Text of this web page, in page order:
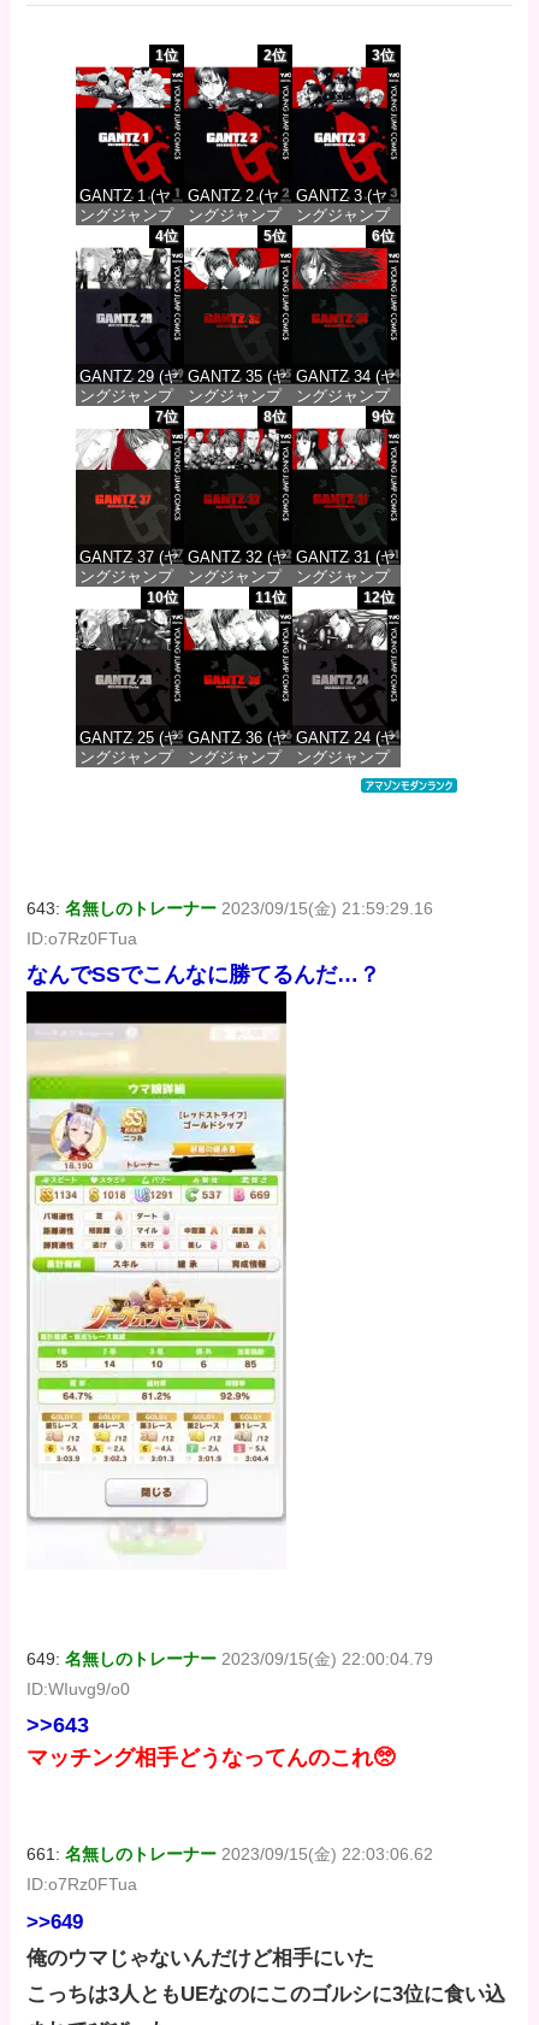
1位
GANTZ 1 (ヤ
ングジャンプ
コミックス
DIGITAL)
価格：¥617
2位
GANTZ 2 (ヤ
ングジャンプ
コミックス
DIGITAL)
価格：¥617
3位
GANTZ 3 (ヤ
ングジャンプ
コミックス
DIGITAL)
価格：¥617
4位
GANTZ 29 (ヤ
ングジャンプ
コミックス
DIGITAL)
価格：¥647
5位
GANTZ 35 (ヤ
ングジャンプ
コミックス
DIGITAL)
価格：¥647
6位
GANTZ 34 (ヤ
ングジャンプ
コミックス
DIGITAL)
価格：¥647
7位
GANTZ 37 (ヤ
ングジャンプ
コミックス
DIGITAL)
価格：¥647
8位
GANTZ 32 (ヤ
ングジャンプ
コミックス
DIGITAL)
価格：¥647
9位
GANTZ 31 (ヤ
ングジャンプ
コミックス
DIGITAL)
価格：¥647
10位
GANTZ 25 (ヤ
ングジャンプ
11位
GANTZ 36 (ヤ
ングジャンプ
12位
GANTZ 24 (ヤ
ングジャンプ
コミックス
643:名無しのトレーナー 2023/09/15(金) 21:59:29.16
ID:o7Rz0FTua
なんでSSでこんなに勝てるんだ…？
649:名無しのトレーナー 2023/09/15(金) 22:00:04.79
ID:WIuvg9/o0
>>643
マッチング相手どうなってんのこれ🥺
661:名無しのトレーナー 2023/09/15(金) 22:03:06.62
ID:o7Rz0FTua
>>649
俺のウマじゃないんだけど相手にいた
こっちは3人ともUEなのにこのゴルシに3位に食い込